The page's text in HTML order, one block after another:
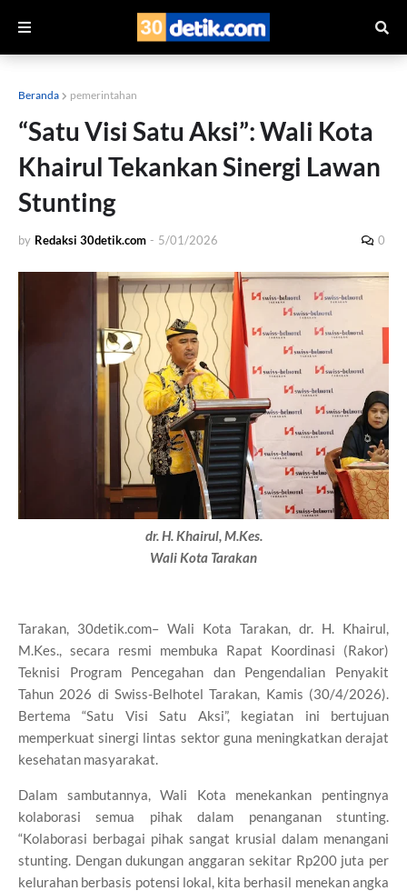
Beranda pemerintahan
“Satu Visi Satu Aksi”: Wali Kota
Khairul Tekankan Sinergi Lawan
Stunting
by Redaksi 30detik.com - 5/01/2026 0
dr. H. Khairul, M.Kes.
Wali Kota Tarakan
Tarakan, 30detik.com– Wali Kota Tarakan, dr. H. Khairul,
M.Kes., secara resmi membuka Rapat Koordinasi (Rakor)
Teknisi Program Pencegahan dan Pengendalian Penyakit
Tahun 2026 di Swiss-Belhotel Tarakan, Kamis (30/4/2026).
Bertema “Satu Visi Satu Aksi”, kegiatan ini bertujuan
memperkuat sinergi lintas sektor guna meningkatkan derajat
kesehatan masyarakat.
Dalam sambutannya, Wali Kota menekankan pentingnya
kolaborasi semua pihak dalam penanganan stunting.
“Kolaborasi berbagai pihak sangat krusial dalam menangani
stunting. Dengan dukungan anggaran sekitar Rp200 juta per
kelurahan berbasis potensi lokal, kita berhasil menekan angka